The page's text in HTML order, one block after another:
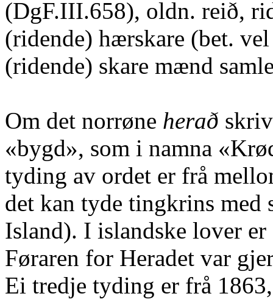
(DgF.III.658), oldn. reið,
(ridende) hærskare (bet.
(ridende) skare mænd
Om det norrøne herað
«bygd», som i namna
tyding av ordet er frå
det kan tyde tingkrins
Island). I islandske lover
Føraren for Heradet var
Ei tredje tyding er frå